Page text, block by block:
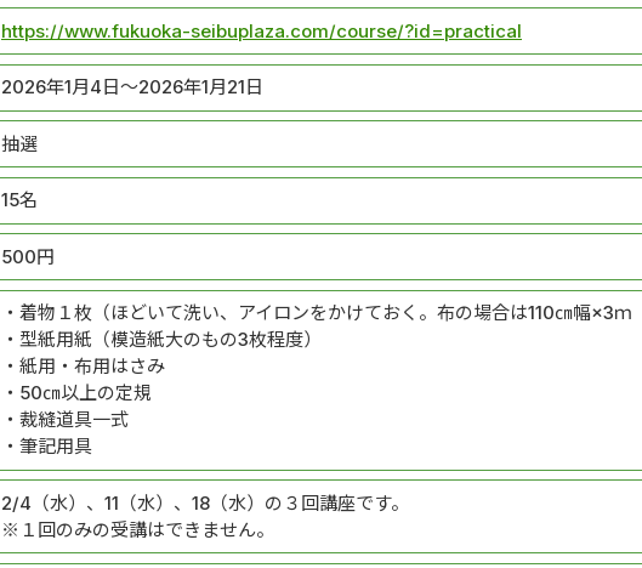
https://www.fukuoka-seibuplaza.com/course/?id=practical
2026年1月4日～2026年1月21日
抽選
15名
500円
・着物１枚（ほどいて洗い、アイロンをかけておく。布の場合は110㎝幅×3ｍ
・型紙用紙（模造紙大のもの3枚程度）
・紙用・布用はさみ
・50㎝以上の定規
・裁縫道具一式
・筆記用具
2/4（水）、11（水）、18（水）の３回講座です。
※１回のみの受講はできません。